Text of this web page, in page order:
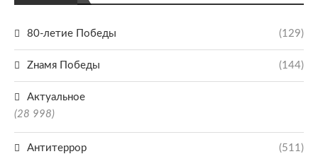
80-летие Победы (129)
Zнамя Победы (144)
Актуальное
(28 998)
Антитеррор (511)